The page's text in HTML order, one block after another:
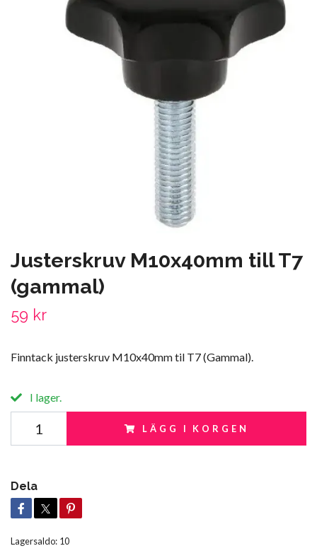
Justerskruv M10x40mm till T7
(gammal)
59 kr
Finntack justerskruv M10x40mm til T7 (Gammal).
I lager.
LÄGG I KORGEN
Dela
Lagersaldo: 10